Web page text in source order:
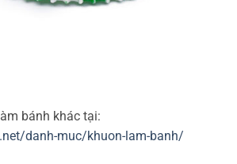
bánh khác tại:
danh-muc/khuon-lam-banh/